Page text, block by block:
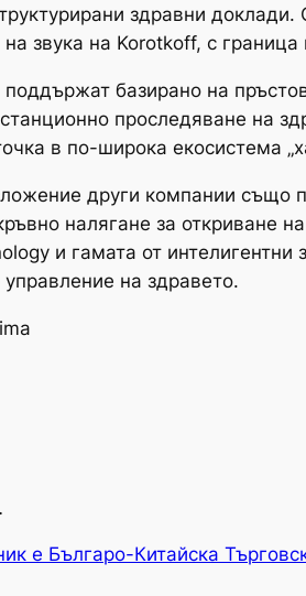
здравни
звука на Korotkoff, с
поддържат базирано на
проследяване на
в по-широка екосистема
други компании също
налягане за откриване
и гамата от
управление на здравето.
е Българо-Китайска